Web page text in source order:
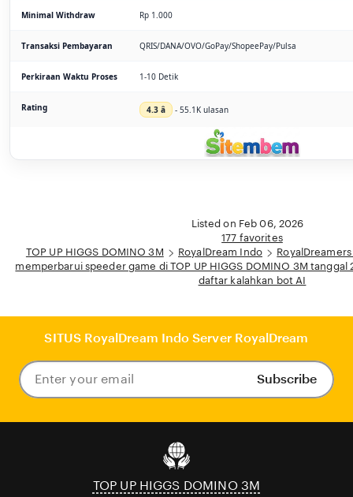
Minimal Withdraw Rp 1.000
Transaksi Pembayaran QRIS/DANA/OVO/GoPay/ShopeePay/Pulsa
Perkiraan Waktu Proses 1-10 Detik
Rating 4.3 â­ - 55.1K ulasan
Listed on Feb 06, 2026
177 favorites
TOP UP HIGGS DOMINO 3M
RoyalDream Indo
memperbarui speeder game di TOP UP HIGGS DOMINO 3M
daftar kalahkan bot AI
SITUS RoyalDream Indo Server RoyalDream
Enter
your
Subscribe
TOP UP HIGGS DOMINO 3M